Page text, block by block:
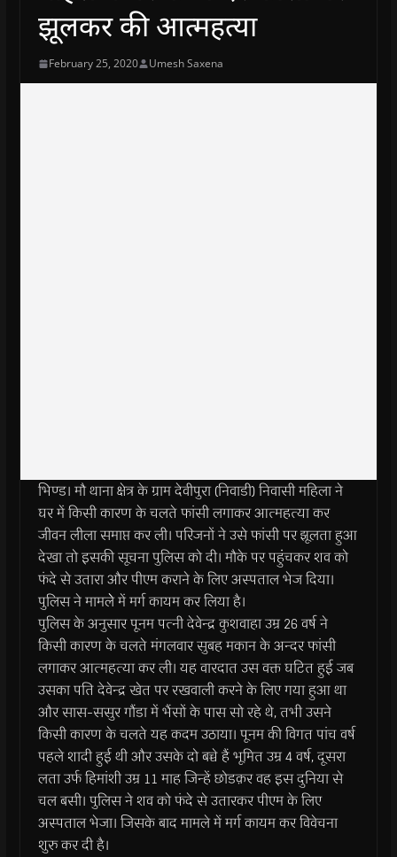
झूलकर की आत्महत्या
February 25, 2020 Umesh Saxena
भिण्ड। मौ थाना क्षेत्र के ग्राम देवीपुरा (निवाडी) निवासी महिला ने
घर में किसी कारण के चलते फांसी लगाकर आत्महत्या कर
जीवन लीला समाप्त कर ली। परिजनों ने उसे फांसी पर झूलता हुआ
देखा तो इसकी सूचना पुलिस को दी। मौके पर पहुंंचकर शव को
फंदे से उतारा और पीएम कराने के लिए अस्पताल भेज दिया।
पुलिस ने मामलेे में मर्ग कायम कर लिया है।
पुलिस के अनुसार पूनम पत्नी देवेन्द्र कुशवाहा उम्र 26 वर्ष ने
किसी कारण के चलते मंगलवार सुबह मकान के अन्दर फांसी
लगाकर आत्महत्या कर ली। यह वारदात उस वक्त घटित हुई जब
उसका पति देवेन्द्र खेत पर रखवाली करने के लिए गया हुआ था
और सास-ससुर गौंडा में भैंसों के पास सो रहे थे, तभी उसने
किसी कारण के चलते यह कदम उठाया। पूनम की विगत पांच वर्ष
पहले शादी हुई थी और उसके दो बच्चे हैं भूमित उम्र 4 वर्ष, दूसरा
लता उर्फ हिमांशी उम्र 11 माह जिन्हें छोडक़र वह इस दुनिया से
चल बसी। पुलिस ने शव को फंदे से उतारकर पीएम के लिए
अस्पताल भेजा। जिसके बाद मामले में मर्ग कायम कर विवेचना
शुरु कर दी है।